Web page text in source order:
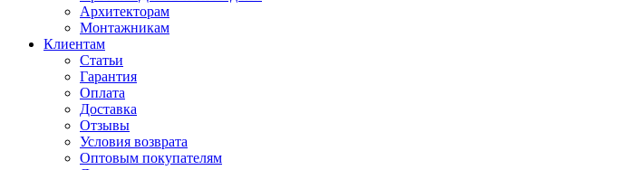
Архитекторам
Монтажникам
Клиентам
Статьи
Гарантия
Оплата
Доставка
Отзывы
Условия возврата
Оптовым покупателям